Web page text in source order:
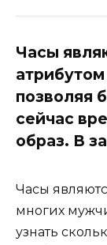
Часы
позволяя
сейчас
образ. В
Часы
многих
узнать